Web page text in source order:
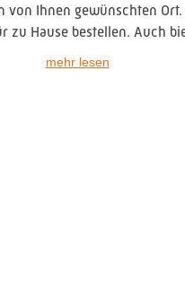
von Ihnen gewünschten
zu Hause bestellen. Auch
und beheizbar!
mehr lesen